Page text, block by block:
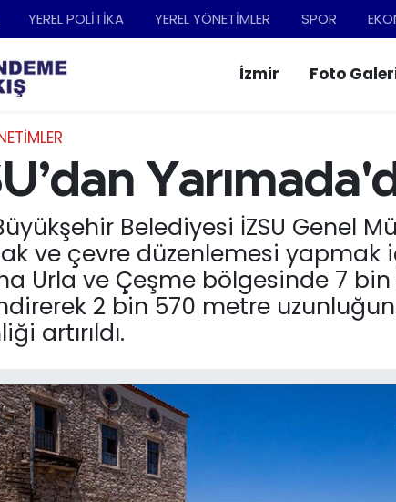
YEREL POLİTİKA YEREL YÖNETİMLER SPOR
İzmir Foto
Belediyesi İZSU Genel
ve çevre düzenlemesi yapmak
Urla ve Çeşme bölgesinde 7
2 bin 570 metre
artırıldı.